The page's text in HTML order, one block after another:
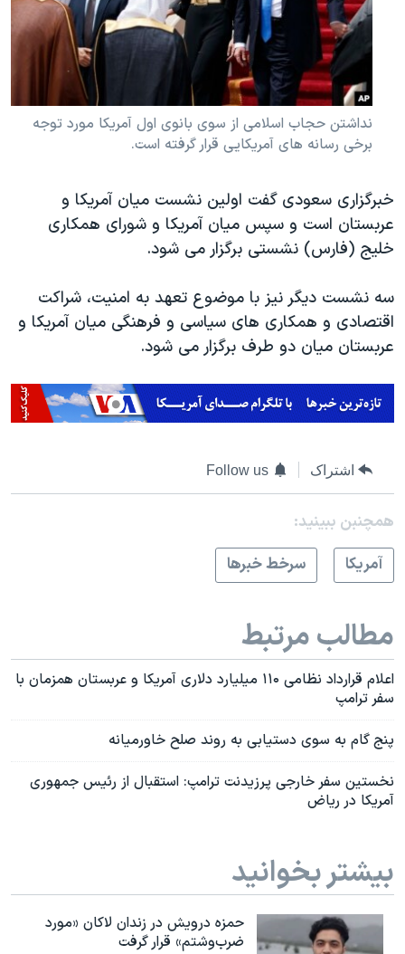
نداشتن حجاب اسلامی از سوی بانوی اول آمریکا مورد توجه
برخی رسانه های آمریکایی قرار گرفته است.
خبرگزاری سعودی گفت اولین نشست میان آمریکا و
عربستان است و سپس میان آمریکا و شورای همکاری
خلیج (فارس) نشستی برگزار می شود.
سه نشست دیگر نیز با موضوع تعهد به امنیت، شراکت
اقتصادی و همکاری های سیاسی و فرهنگی میان آمریکا و
عربستان میان دو طرف برگزار می شود.
اشتراک Follow us
همچنبن ببینید:
آمريکا
سرخط خبرها
مطالب مرتبط
اعلام قرارداد نظامی ۱۱۰ میلیارد دلاری آمریکا و عربستان همزمان با
سفر ترامپ
پنج گام به سوی دستیابی به روند صلح خاورمیانه
نخستین سفر خارجی پرزیدنت ترامپ: استقبال از رئیس جمهوری
آمریکا در ریاض
بیشتر بخوانید
حمزه درویش در زندان لاکان «مورد
ضرب‌وشتم» قرار گرفت